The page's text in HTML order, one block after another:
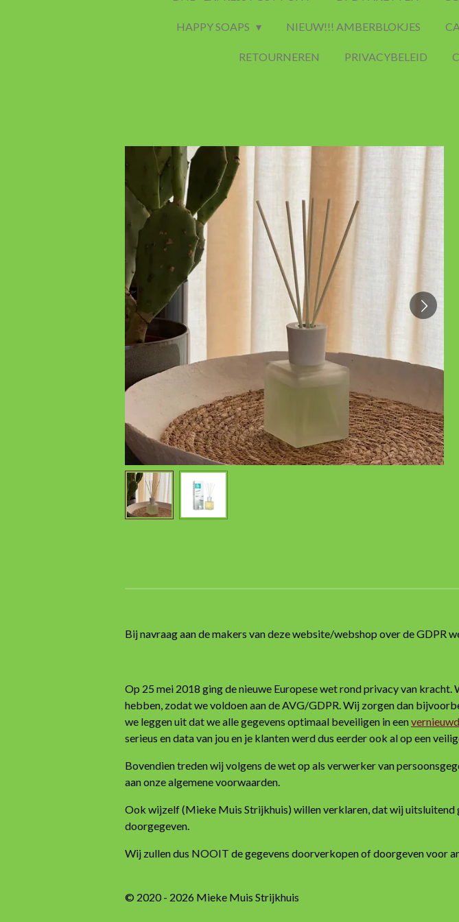
HAPPY SOAPS NIEUW!!! AMBERBLOKJES
RETOURNEREN PRIVACYBELEID
Bij navraag aan de makers van deze website/webshop over de GDPR
Op 25 mei 2018 ging de nieuwe Europese wet rond privacy van
hebben, zodat we voldoen aan de AVG/GDPR. Wij zorgen dan
we leggen uit dat we alle gegevens optimaal beveiligen in een
serieus en data van jou en je klanten werd dus eerder ook al op een
Bovendien treden wij volgens de wet op als verwerker van
aan onze algemene voorwaarden.
Ook wijzelf (Mieke Muis Strijkhuis) willen verklaren, dat wij uitsluitend
doorgegeven.
Wij zullen dus NOOIT de gegevens doorverkopen of doorgeven voor
© 2020 - 2026 Mieke Muis Strijkhuis